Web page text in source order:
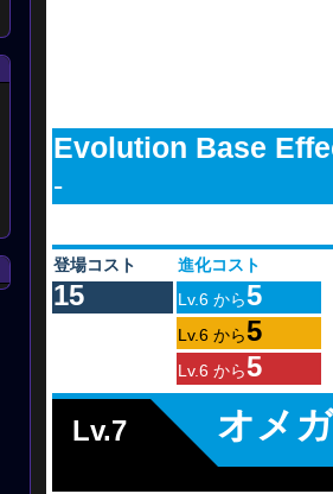
Evolution Base
-
登場コスト 進化コスト
15 Lv.6 から5
Lv.6 から5
Lv.6 から5
Lv.7
オメ